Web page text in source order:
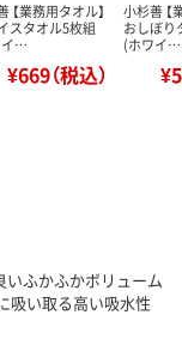
【業務用タオル】
スタオル5枚組
イ…
¥669（税込）
小杉善 【
おしぼり
(ホワイ…
いふかふかボリューム
吸い取る高い吸水性